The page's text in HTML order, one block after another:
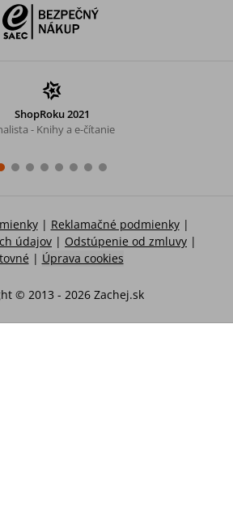
ShopRoku 2021
- Knihy a e-čítanie
| Reklamačné podmienky |
údajov | Odstúpenie od zmluvy |
| Úprava cookies
© 2013 - 2026 Zachej.sk